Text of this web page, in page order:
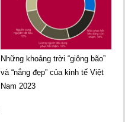
Những khoảng trời “giông bão”
và “nắng đẹp” của kinh tế Việt
Nam 2023